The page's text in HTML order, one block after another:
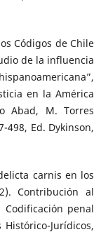
Códigos de Chile
de la influencia
en la América
Abad, M. Torres
498, Ed. Dykinson,
carnis en los
Contribución al
penal
Jurídicos,